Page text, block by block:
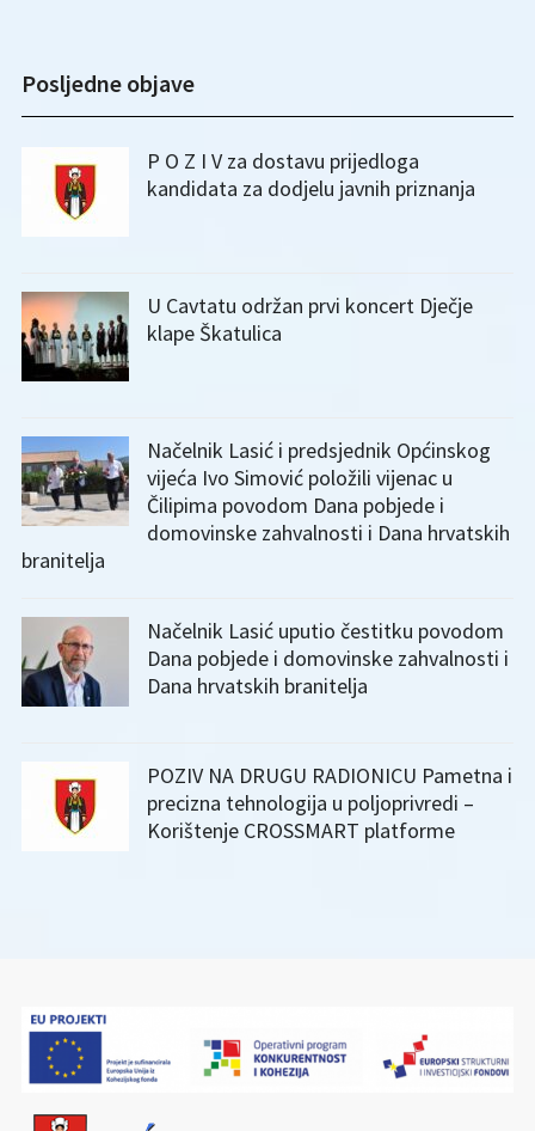
Posljedne objave
P O Z I V za dostavu prijedloga
kandidata za dodjelu javnih priznanja
U Cavtatu održan prvi koncert Dječje
klape Škatulica
Načelnik Lasić i predsjednik Općinskog
vijeća Ivo Simović položili vijenac u
Čilipima povodom Dana pobjede i
domovinske zahvalnosti i Dana hrvatskih
branitelja
Načelnik Lasić uputio čestitku povodom
Dana pobjede i domovinske zahvalnosti i
Dana hrvatskih branitelja
POZIV NA DRUGU RADIONICU Pametna i
precizna tehnologija u poljoprivredi –
Korištenje CROSSMART platforme